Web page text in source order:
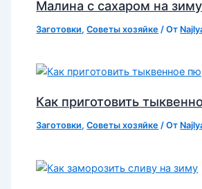
Малина с сахаром на
Заготовки,Советы хозяйке / От
Как приготовить
Заготовки,Советы хозяйке / От